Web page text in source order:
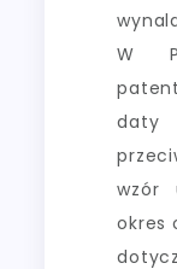
W
wzór
okres